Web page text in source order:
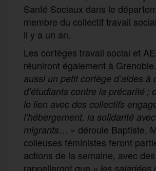
Santé Sociaux dans le
membre du collectif travail
il y a un an.
Les cortèges travail social et
réuniront également à Grenoble.
aussi un petit cortège d’aides à
d’étudiants contre la précarité ;
le lien avec des collectifs
l’hébergement, la solidarité
migrants… » déroule Baptiste.
colleuses féministes feront
actions de la semaine, avec
rappelleront que « les salariées